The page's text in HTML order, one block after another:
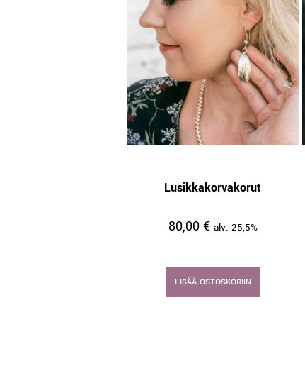
Lusikkakorvakorut
80,00€ alv. 25,5%
LISÄÄ OSTOSKORIIN